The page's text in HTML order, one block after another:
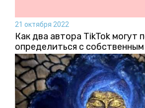
21 октября 2022
Как два автора TikTok могут
определиться с